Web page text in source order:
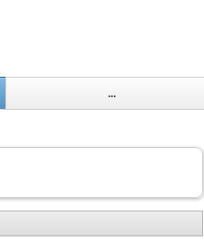
...